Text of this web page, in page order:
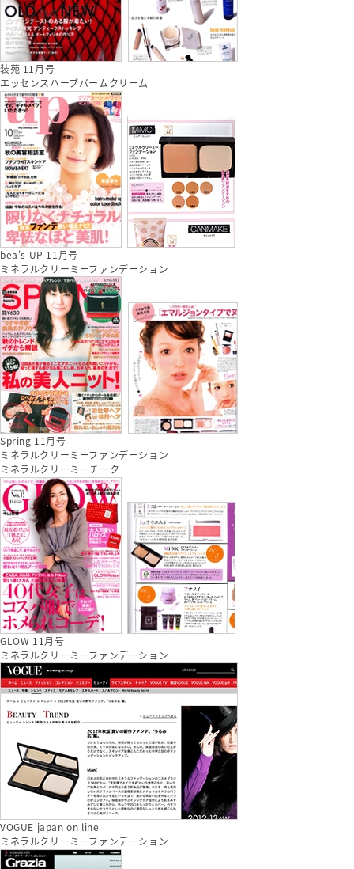
装苑 11月号
エッセンスハーブバームクリーム
bea's UP 11月号
ミネラルクリーミーファンデーション
Spring 11月号
ミネラルクリーミーファンデーション
ミネラルクリーミーチーク
GLOW 11月号
ミネラルクリーミーファンデーション
VOGUE japan on line
ミネラルクリーミーファンデーション